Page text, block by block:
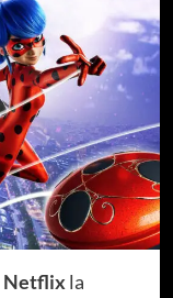
Netflix la